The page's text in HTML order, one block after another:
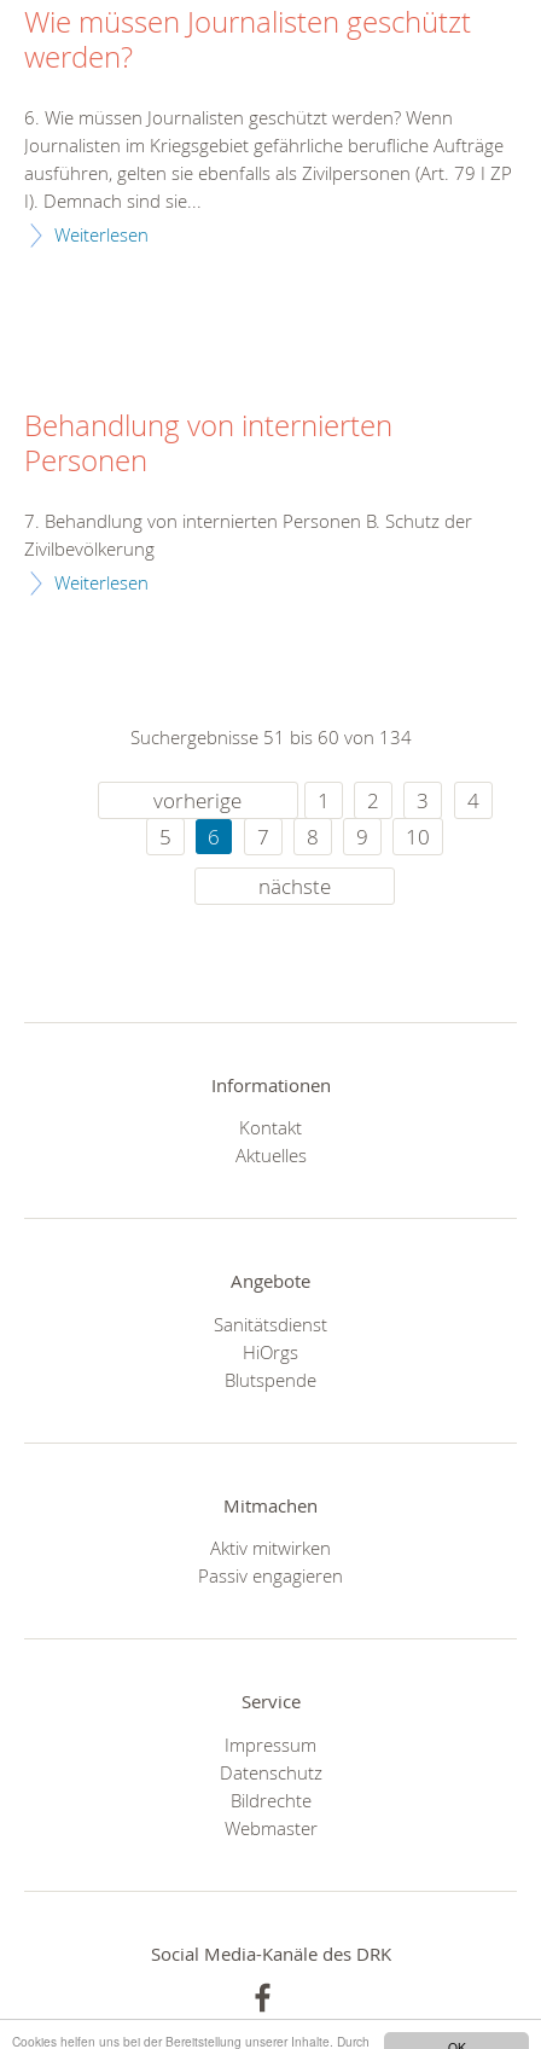
Cookies helfen uns bei der Bereitstellung unserer Inhalte. Durch
Wie müssen Journalisten geschützt
werden?
6. Wie müssen Journalisten geschützt werden? Wenn
Journalisten im Kriegsgebiet gefährliche berufliche Aufträge
ausführen, gelten sie ebenfalls als Zivilpersonen (Art. 79 I ZP
I). Demnach sind sie...
Weiterlesen
Behandlung von internierten
Personen
7. Behandlung von internierten Personen B. Schutz der
Zivilbevölkerung
Weiterlesen
Suchergebnisse 51 bis 60 von 134
vorherige 1 2 3
4
5
6 7 8 9
10
nächste
Informationen
Kontakt
Aktuelles
Angebote
Sanitätsdienst
HiOrgs
Blutspende
Mitmachen
Aktiv mitwirken
Passiv engagieren
Service
Impressum
Datenschutz
Bildrechte
Webmaster
Social Media-Kanäle des DRK